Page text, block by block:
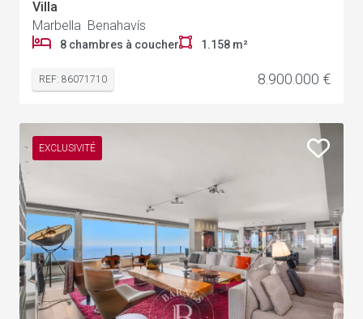
Villa
Marbella Benahavís
8 chambres à coucher 1.158 m²
REF: 86071710 8.900.000 €
EXCLUSIVITÉ